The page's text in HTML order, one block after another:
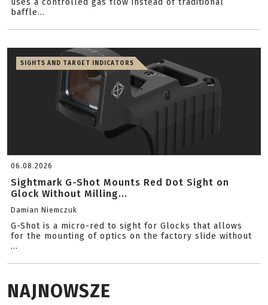
uses a controlled gas flow instead of traditional
baffle...
SIGHTS AND TARGET INDICATORS
06.08.2026
Sightmark G-Shot Mounts Red Dot Sight on
Glock Without Milling...
Damian Niemczuk
G-Shot is a micro-red to sight for Glocks that allows
for the mounting of optics on the factory slide without
...
NAJNOWSZE